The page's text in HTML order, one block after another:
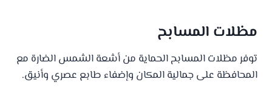
مظلات المسابح
توفر مظلات المسابح الحماية من أشعة الشمس الضارة مع
المحافظة على جمالية المكان وإضفاء طابع عصري وأنيق.